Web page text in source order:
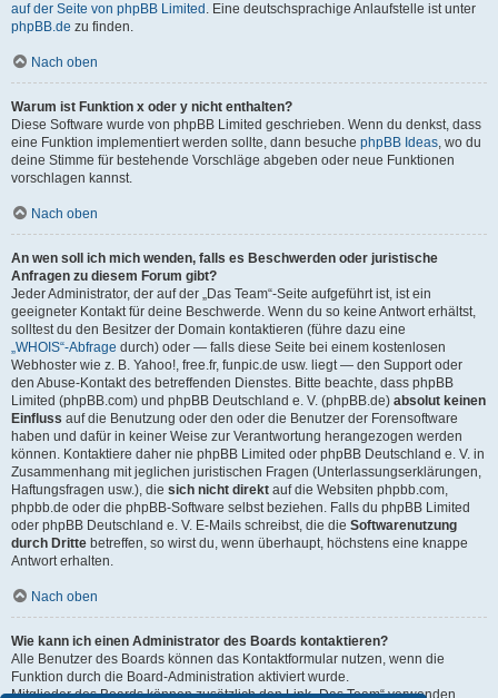
auf der Seite von phpBB Limited . Eine deutschsprachige Anlaufstelle ist unter
phpBB.de zu finden.
Nach oben
Warum ist Funktion x oder y nicht enthalten?
Diese Software wurde von phpBB Limited geschrieben. Wenn du denkst, dass
eine Funktion implementiert werden sollte, dann besuche phpBB Ideas, wo du
deine Stimme für bestehende Vorschläge abgeben oder neue Funktionen
vorschlagen kannst.
Nach oben
An wen soll ich mich wenden, falls es Beschwerden oder juristische
Anfragen zu diesem Forum gibt?
Jeder Administrator, der auf der „Das Team“-Seite aufgeführt ist, ist ein
geeigneter Kontakt für deine Beschwerde. Wenn du so keine Antwort erhältst,
solltest du den Besitzer der Domain kontaktieren (führe dazu eine
„WHOIS“-Abfrage durch) oder — falls diese Seite bei einem kostenlosen
Webhoster wie z. B. Yahoo!, free.fr, funpic.de usw. liegt — den Support oder
den Abuse-Kontakt des betreffenden Dienstes. Bitte beachte, dass phpBB
Limited (phpBB.com) und phpBB Deutschland e. V. (phpBB.de) absolut keinen
Einfluss auf die Benutzung oder den oder die Benutzer der Forensoftware
haben und dafür in keiner Weise zur Verantwortung herangezogen werden
können. Kontaktiere daher nie phpBB Limited oder phpBB Deutschland e. V. in
Zusammenhang mit jeglichen juristischen Fragen (Unterlassungserklärungen,
Haftungsfragen usw.), die sich nicht direkt auf die Websiten phpbb.com,
phpbb.de oder die phpBB-Software selbst beziehen. Falls du phpBB Limited
oder phpBB Deutschland e. V. E-Mails schreibst, die die Softwarenutzung
durch Dritte betreffen, so wirst du, wenn überhaupt, höchstens eine knappe
Antwort erhalten.
Nach oben
Wie kann ich einen Administrator des Boards kontaktieren?
Alle Benutzer des Boards können das Kontaktformular nutzen, wenn die
Funktion durch die Board-Administration aktiviert wurde.
Mitglieder des Boards können zusätzlich den Link „Das Team“ verwenden.